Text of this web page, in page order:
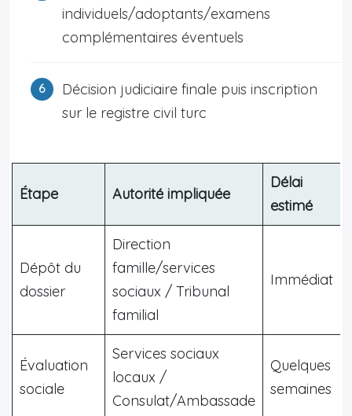
individuels/adoptants/examens
complémentaires éventuels
Décision judiciaire finale puis inscription
sur le registre civil turc
Étape Autorité impliquée
Délai
estimé
Dépôt du
dossier
Direction
famille/services
sociaux / Tribunal
familial
Immédiat
Évaluation
sociale
Services sociaux
locaux /
Consulat/Ambassade
Quelques
semaines